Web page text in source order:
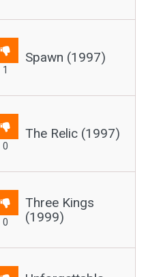
1
Spawn (1997)
0
The Relic (1997)
0
Three Kings
(1999)